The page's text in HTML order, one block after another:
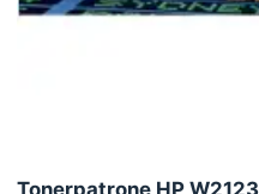
Tonerpatrone HP